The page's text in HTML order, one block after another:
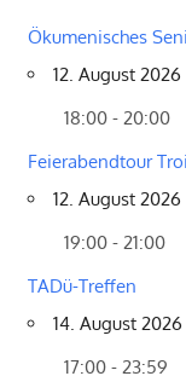
Ökumenisches
12. August 2026
18:00 - 20:00
Feierabendtour
12. August 2026
19:00 - 21:00
TADü-Treffen
14. August 2026
17:00 - 23:59